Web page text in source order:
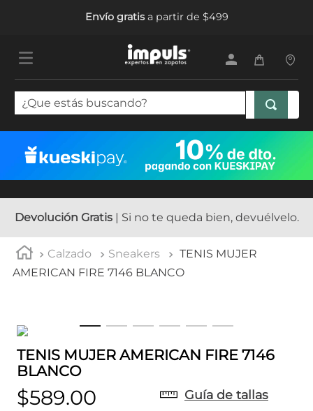
Envío gratisa partir de $499
¿Que estás buscando?
Devolución Gratis| Si no te queda bien, devuélvelo.
Calzado Sneakers
TENIS MUJER
AMERICAN FIRE 7146 BLANCO
TENIS MUJER AMERICAN FIRE 7146
BLANCO
$589.00 Guía de tallas
1.
tenis mujer
tenis hombre
5. tenis